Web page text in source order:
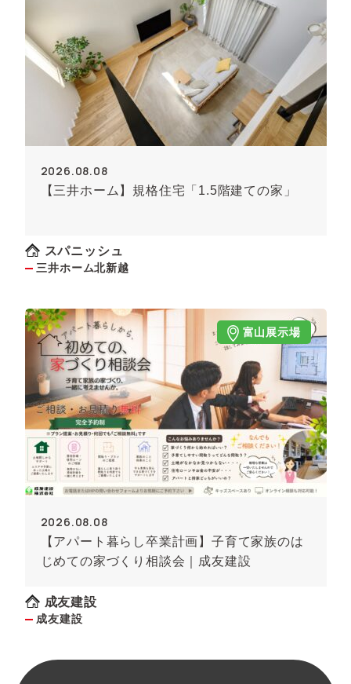
2026.08.08
【三井ホーム】規格住宅「1.5階建ての家」
スパニッシュ
三井ホーム北新越
富山展示場
2026.08.08
【アパート暮らし卒業計画】子育て家族のは
じめての家づくり相談会｜成友建設
成友建設
成友建設